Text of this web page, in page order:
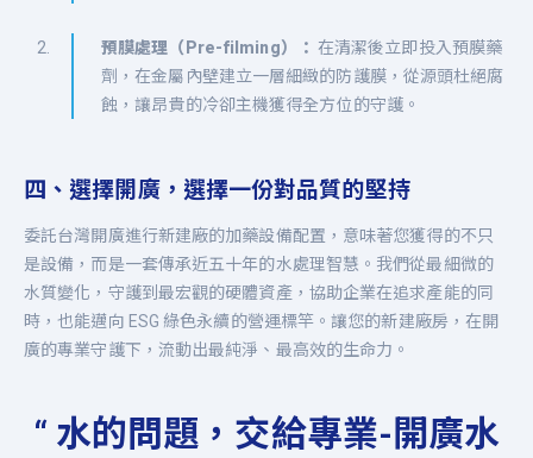
預膜處理（Pre-filming）： 在清潔後立即投入預膜藥
劑，在金屬內壁建立一層細緻的防護膜，從源頭杜絕腐
蝕，讓昂貴的冷卻主機獲得全方位的守護。
四、選擇開廣，選擇一份對品質的堅持
委託台灣開廣進行新建廠的加藥設備配置，意味著您獲得的不只
是設備，而是一套傳承近五十年的水處理智慧。我們從最細微的
水質變化，守護到最宏觀的硬體資產，協助企業在追求產能的同
時，也能邁向 ESG 綠色永續的營運標竿。讓您的新建廠房，在開
廣的專業守護下，流動出最純淨、最高效的生命力。
“ 水的問題，交給專業-開廣水